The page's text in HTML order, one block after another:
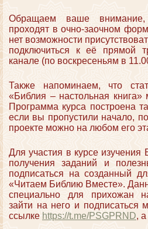
Обращаем ваше
проходят в очно-заочном
нет возможности
подключиться к её прямой
канале (по воскресеньям в
Также напоминаем, что
«Библия – настольная
Программа курса построена
если вы пропустили начало,
проекте можно на любом его
Для участия в курсе изучения
получения заданий и
подписаться на созданный
«Читаем Библию Вместе».
специально для прихожан
зайти на него и подписаться
ссылке https://t.me/PSGPRND,